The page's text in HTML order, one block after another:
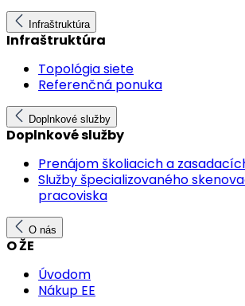
Infraštruktúra
Infraštruktúra
Topológia siete
Referenčná ponuka
Doplnkové služby
Doplnkové služby
Prenájom školiacich a
Služby špecializovaného
pracoviska
O nás
O ŽE
Úvodom
Nákup EE